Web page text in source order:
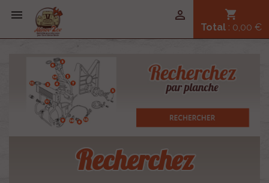
 shopping_cart
Total : 0,00 €

Recherchez